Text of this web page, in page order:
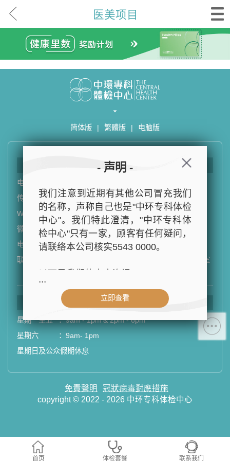
医美项目
简体版 | 繁體版 | 电脑版
电话
传真
：(852) 3188 2563
WHATSAPP ： (852) 5543 0000
微信
： TCHCHK
电邮
：email
联络地址
香港皇后大道中99号中环中心42楼4202-03室
(中环港铁站出口D1)
中心营业时间
星期一至五 ：9am - 1pm & 2pm - 6pm
星期六
： 9am- 1pm
星期日及公众假期休息
免責聲明
冠狀病毒對應措施
copyright © 2022 - 2026 中环专科体检中心
首页 体检套餐 联系我们
- 声明 -
我们注意到近期有其他公司冒充我们
的名称，声称自己也是"中环专科体检
中心"。我们特此澄清，"中环专科体
检中心"只有一家，顾客有任何疑问，
请联络本公司核实5543 0000。
- 公司名称：中环专科体检中心（The
- 地址：香港皇后大道中99号中环中
心42楼4203室（中环港铁站出口
D1）
- 电子邮箱：cs@tchc.hk
站式进行全方位检查。
...
立即查看